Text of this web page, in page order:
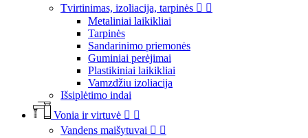
Tvirtinimas, izoliacija, tarpinės  
Metaliniai laikikliai
Tarpinės
Sandarinimo priemonės
Guminiai perėjimai
Plastikiniai laikikliai
Vamzdžiu izoliacija
Išsiplėtimo indai
Vonia ir virtuvė  
Vandens maišytuvai  